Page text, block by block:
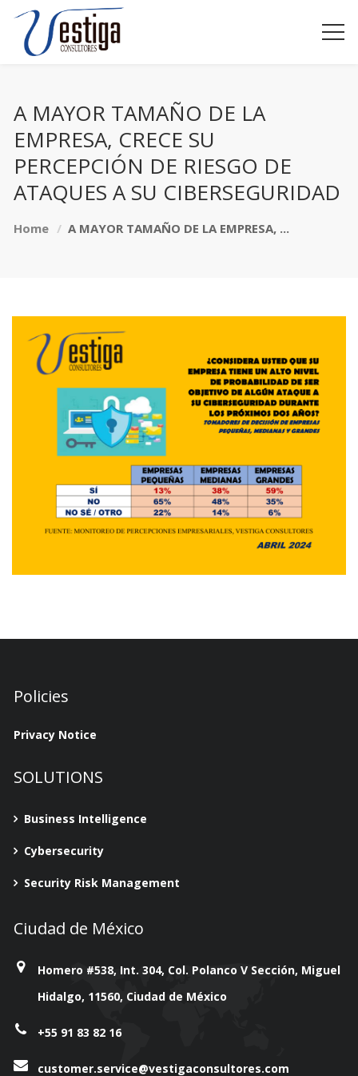
A MAYOR TAMAÑO DE LA
EMPRESA, CRECE SU
PERCEPCIÓN DE RIESGO DE
ATAQUES A SU CIBERSEGURIDAD
Home A MAYOR TAMAÑO DE LA EMPRESA, ...
Policies
Privacy Notice
SOLUTIONS
Business Intelligence
Cybersecurity
Security Risk Management
Ciudad de México
Homero #538, Int. 304, Col. Polanco V Sección, Miguel
Hidalgo, 11560, Ciudad de México
+55 91 83 82 16
customer.service@vestigaconsultores.com